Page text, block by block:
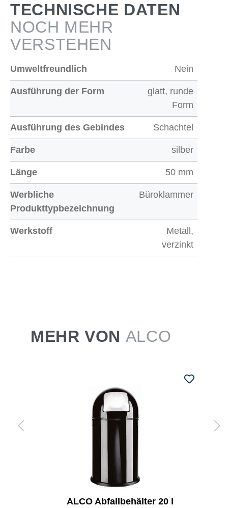
TECHNISCHE DATEN
NOCH MEHR
VERSTEHEN
Umweltfreundlich Nein
Ausführung der Form
glatt, runde
Form
Ausführung des Gebindes Schachtel
Farbe silber
Länge 50 mm
Werbliche
Produkttypbezeichnung
Büroklammer
Werkstoff
Metall,
verzinkt
MEHR VON ALCO
ALCO Abfallbehälter 20 l